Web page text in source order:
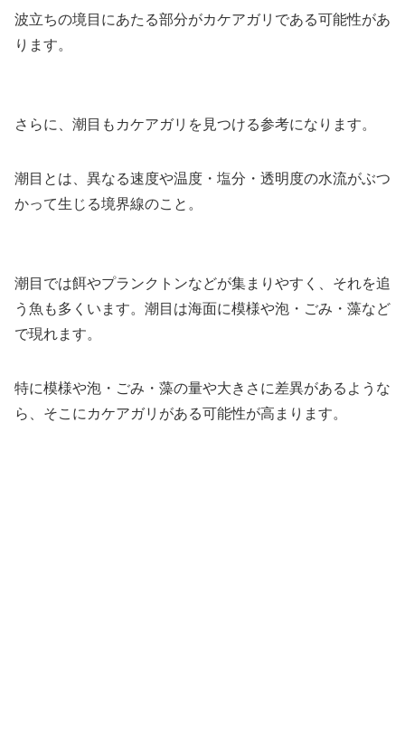
波立ちの境目にあたる部分がカケアガリである可能性があ
ります。
さらに、潮目もカケアガリを見つける参考になります。
潮目とは、異なる速度や温度・塩分・透明度の水流がぶつ
かって生じる境界線のこと。
潮目では餌やプランクトンなどが集まりやすく、それを追
う魚も多くいます。潮目は海面に模様や泡・ごみ・藻など
で現れます。
特に模様や泡・ごみ・藻の量や大きさに差異があるような
ら、そこにカケアガリがある可能性が高まります。